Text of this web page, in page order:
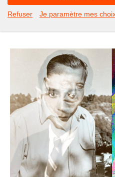
Refuser Je paramètre mes
Quand Prévert